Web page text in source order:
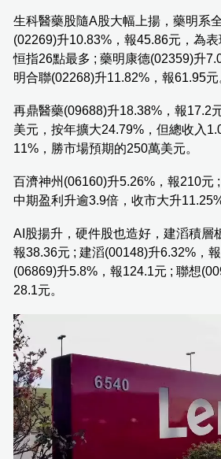
生科醫藥股隨A股大幅上揚，藥明系
(02269)升10.83%，報45.86元，為
恒指26點最多 ; 藥明康德(02359)升
明合聯(02268)升11.82%，報61.95元
再鼎醫藥(09688)升18.38%，報17.2
美元，按年擴大24.79%，但總收入
11%，勝市場預期的250萬美元。
百濟神州(06160)升5.26%，報210元
中期盈利升逾3.9倍，收市大升
AI股揚升，硬件股也造好，建滔積層
報38.36元 ; 建滔(00148)升6.32%，
(06869)升5.8%，報124.1元 ; 聯想
28.1元。